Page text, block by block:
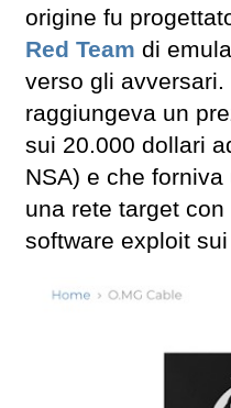
origine fu
Red Team di
verso gli
raggiungeva un
sui 20.000 dollari
NSA) e che
una rete target
software exploit